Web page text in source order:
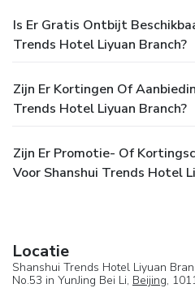
Is Er Gratis Ontbijt
Trends Hotel Liyuan Branch?
Zijn Er Kortingen Of
Trends Hotel Liyuan Branch?
Zijn Er Promotie- Of
Voor Shanshui Trends Hotel
Locatie
Shanshui Trends Hotel Liyuan
No.53 in YunJing Bei Li, Beijing,